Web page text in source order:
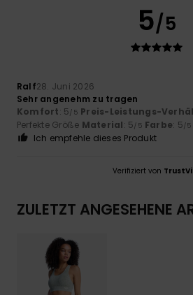
5/5
Ralf28. Juni 2026
Sehr angenehm zu tragen
Komfort: 5/5 Preis-Leistungs-
Perfekte Größe Material: 5/5 Farbe: 5/5
Ich empfehle dieses Produkt
Verifiziert von
ZULETZT ANGESEHENE